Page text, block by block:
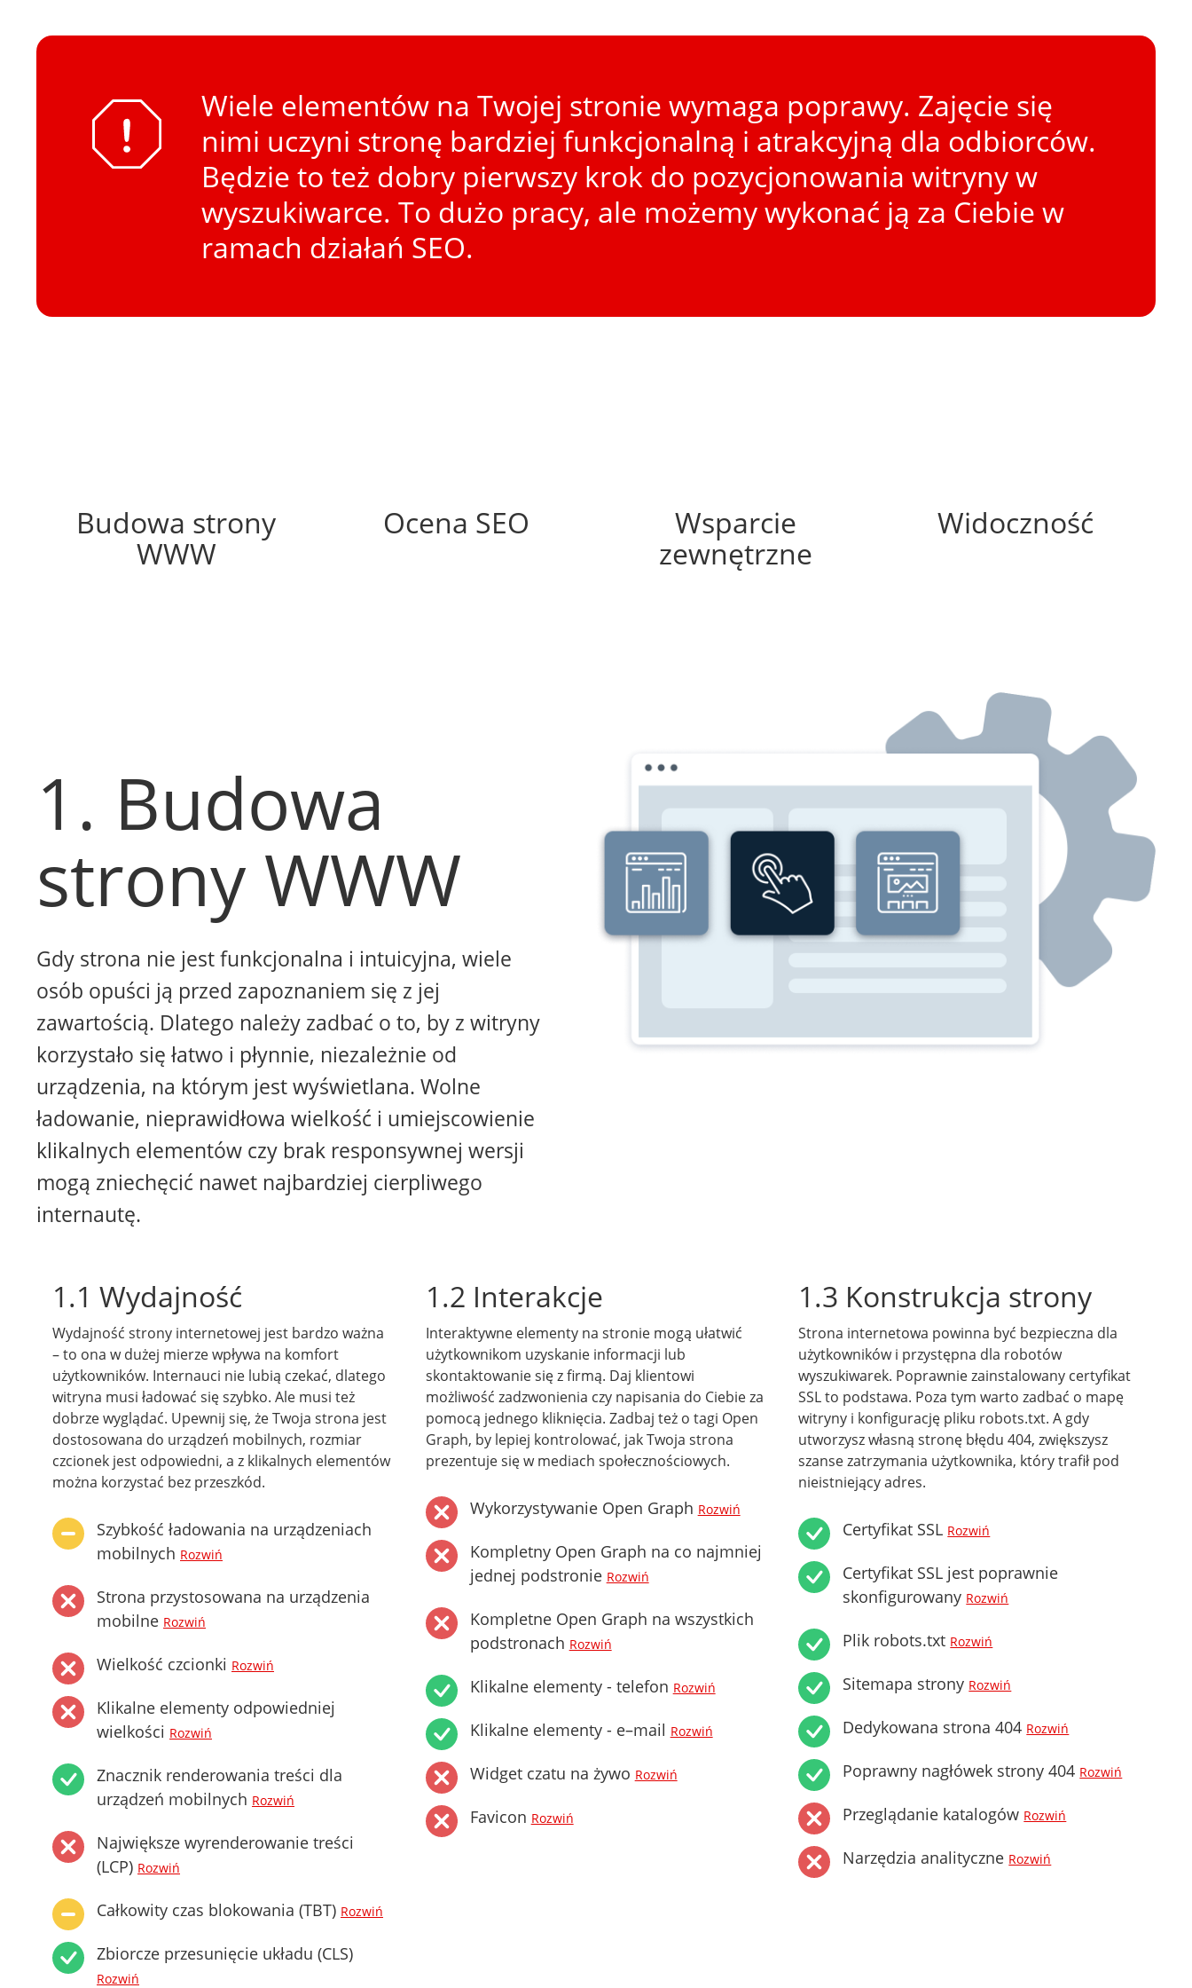
Wiele elementów na Twojej stronie wymaga poprawy. Zajęcie się
nimi uczyni stronę bardziej funkcjonalną i atrakcyjną dla odbiorców.
Będzie to też dobry pierwszy krok do pozycjonowania witryny w
wyszukiwarce. To dużo pracy, ale możemy wykonać ją za Ciebie w
ramach działań SEO.
Budowa strony
WWW
Ocena SEO
Wsparcie
zewnętrzne
Widoczność
1. Budowa
strony WWW
Gdy strona nie jest funkcjonalna i intuicyjna, wiele
osób opuści ją przed zapoznaniem się z jej
zawartością. Dlatego należy zadbać o to, by z witryny
korzystało się łatwo i płynnie, niezależnie od
urządzenia, na którym jest wyświetlana. Wolne
ładowanie, nieprawidłowa wielkość i umiejscowienie
klikalnych elementów czy brak responsywnej wersji
mogą zniechęcić nawet najbardziej cierpliwego
internautę.
1.1 Wydajność
Wydajność strony internetowej jest bardzo ważna
– to ona w dużej mierze wpływa na komfort
użytkowników. Internauci nie lubią czekać, dlatego
witryna musi ładować się szybko. Ale musi też
dobrze wyglądać. Upewnij się, że Twoja strona jest
dostosowana do urządzeń mobilnych, rozmiar
czcionek jest odpowiedni, a z klikalnych elementów
można korzystać bez przeszkód.
Szybkość ładowania na urządzeniach
mobilnych Rozwiń
Strona przystosowana na urządzenia
mobilne Rozwiń
Wielkość czcionki Rozwiń
Klikalne elementy odpowiedniej
wielkości Rozwiń
Znacznik renderowania treści dla
urządzeń mobilnych Rozwiń
Największe wyrenderowanie treści
(LCP) Rozwiń
Całkowity czas blokowania (TBT) Rozwiń
Zbiorcze przesunięcie układu (CLS)
Rozwiń
1.2 Interakcje
Interaktywne elementy na stronie mogą ułatwić
użytkownikom uzyskanie informacji lub
skontaktowanie się z firmą. Daj klientowi
możliwość zadzwonienia czy napisania do Ciebie za
pomocą jednego kliknięcia. Zadbaj też o tagi Open
Graph, by lepiej kontrolować, jak Twoja strona
prezentuje się w mediach społecznościowych.
Wykorzystywanie Open Graph Rozwiń
Kompletny Open Graph na co najmniej
jednej podstronie Rozwiń
Kompletne Open Graph na wszystkich
podstronach Rozwiń
Klikalne elementy - telefon Rozwiń
Klikalne elementy - e–mail Rozwiń
Widget czatu na żywo Rozwiń
Favicon Rozwiń
1.3 Konstrukcja strony
Strona internetowa powinna być bezpieczna dla
użytkowników i przystępna dla robotów
wyszukiwarek. Poprawnie zainstalowany certyfikat
SSL to podstawa. Poza tym warto zadbać o mapę
witryny i konfigurację pliku robots.txt. A gdy
utworzysz własną stronę błędu 404, zwiększysz
szanse zatrzymania użytkownika, który trafił pod
nieistniejący adres.
Certyfikat SSL Rozwiń
Certyfikat SSL jest poprawnie
skonfigurowany Rozwiń
Plik robots.txt Rozwiń
Sitemapa strony Rozwiń
Dedykowana strona 404 Rozwiń
Poprawny nagłówek strony 404 Rozwiń
Przeglądanie katalogów Rozwiń
Narzędzia analityczne Rozwiń